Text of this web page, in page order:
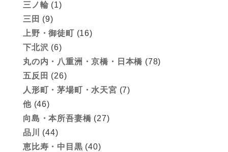
三ノ輪 (1)
三田 (9)
上野・御徒町 (16)
下北沢 (6)
丸の内・八重洲・京橋・日本橋 (78)
五反田 (26)
人形町・茅場町・水天宮 (7)
他(46)
向島・本所吾妻橋 (27)
品川
(44)
恵比寿・中目黒 (40)